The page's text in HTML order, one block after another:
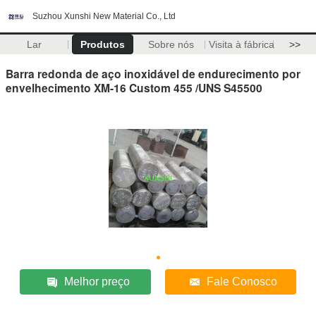
Suzhou Xunshi New Material Co., Ltd
Lar Produtos Sobre nós Visita à fábrica >>
Barra redonda de aço inoxidável de endurecimento por
envelhecimento XM-16 Custom 455 /UNS S45500
Melhor preço Fale Conosco